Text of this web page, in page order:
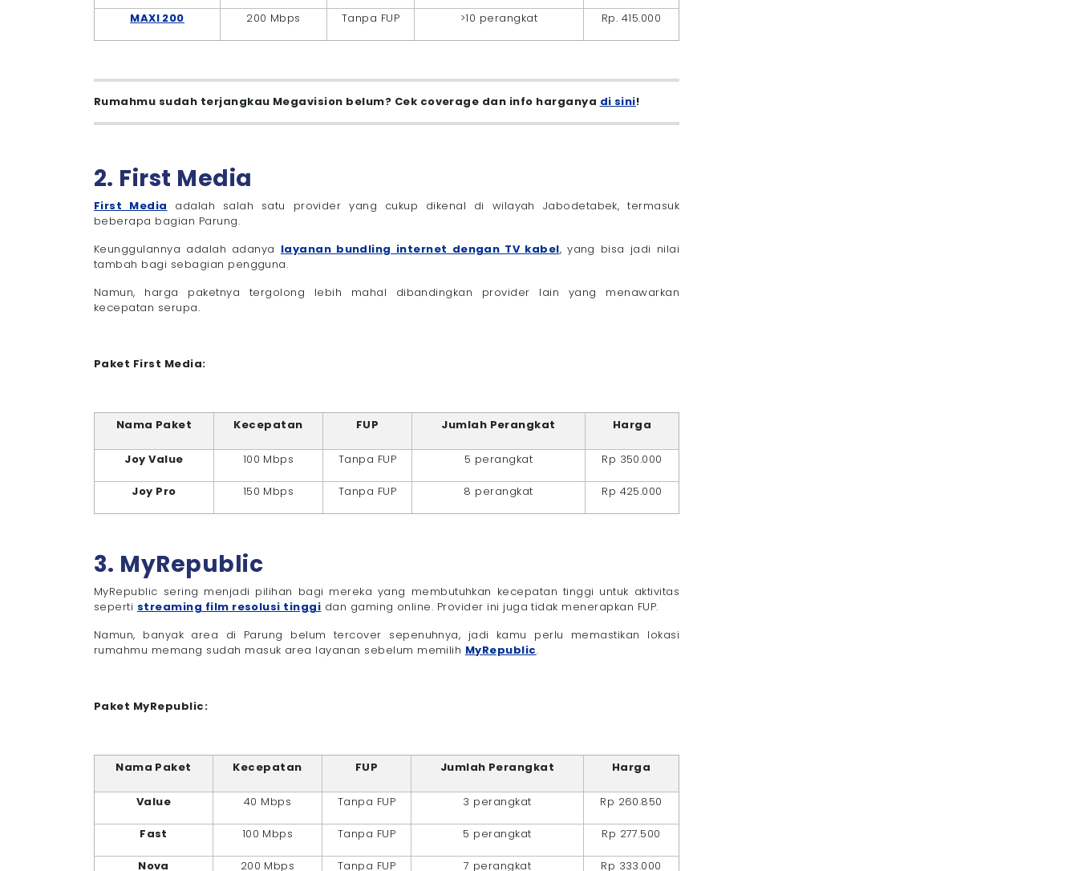
MAXI 200 200 Mbps Tanpa FUP >10 perangkat Rp. 415.000
Rumahmu sudah terjangkau Megavision belum? Cek coverage dan info harganya di sini!
2. First Media
First Media adalah salah satu provider yang cukup dikenal di wilayah Jabodetabek, termasuk
beberapa bagian Parung.
Keunggulannya adalah adanya layanan bundling internet dengan TV kabel, yang bisa jadi nilai
tambah bagi sebagian pengguna.
Namun, harga paketnya tergolong lebih mahal dibandingkan provider lain yang menawarkan
kecepatan serupa.
Paket First Media:
Nama Paket Kecepatan FUP Jumlah Perangkat Harga
Joy Value 100 Mbps Tanpa FUP 5 perangkat Rp 350.000
Joy Pro 150 Mbps Tanpa FUP 8 perangkat Rp 425.000
3. MyRepublic
MyRepublic sering menjadi pilihan bagi mereka yang membutuhkan kecepatan tinggi untuk aktivitas
seperti streaming film resolusi tinggi dan gaming online. Provider ini juga tidak menerapkan FUP.
Namun, banyak area di Parung belum tercover sepenuhnya, jadi kamu perlu memastikan lokasi
rumahmu memang sudah masuk area layanan sebelum memilih MyRepublic.
Paket MyRepublic:
Nama Paket Kecepatan FUP Jumlah Perangkat Harga
Value 40 Mbps Tanpa FUP 3 perangkat Rp 260.850
Fast 100 Mbps Tanpa FUP 5 perangkat Rp 277.500
Nova 200 Mbps Tanpa FUP 7 perangkat Rp 333.000